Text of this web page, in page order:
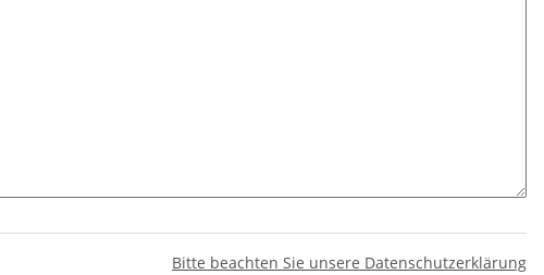
Bitte beachten Sie unsere Datenschutzerklärung